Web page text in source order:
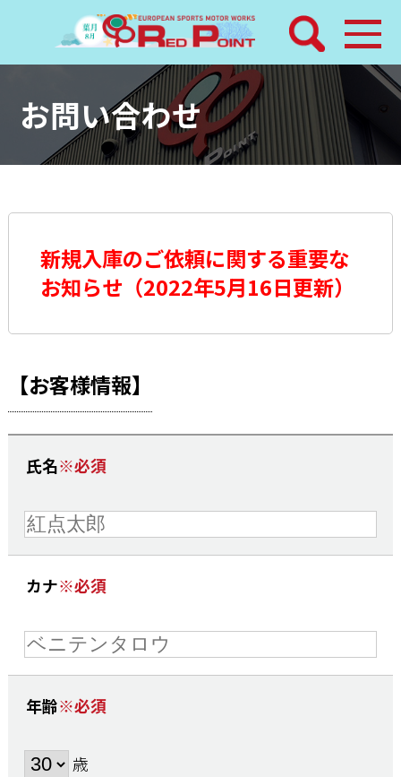
検索
トピックス
レッドポイントパーツ
その他サービス
工場通信
お問い合わせ
新規入庫のご依頼に関する重要な
お知らせ（2022年5月16日更新）
【お客様情報】
氏名※必須
カナ※必須
年齢※必須
歳